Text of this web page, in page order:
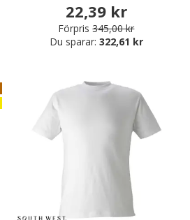
22,39 kr
Förpris 345,00 kr
Du sparar: 322,61 kr